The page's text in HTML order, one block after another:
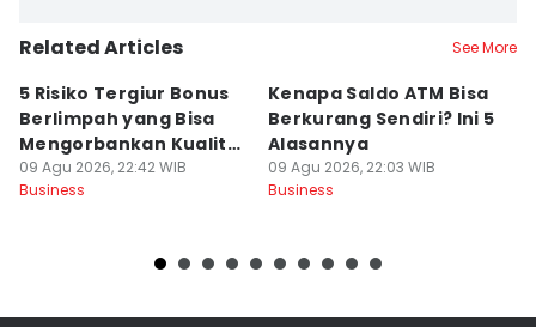
Related Articles See More
5 Risiko Tergiur Bonus
Berlimpah yang Bisa
Mengorbankan Kualitas
Produk
09 Agu 2026, 22:42 WIB
Business
Kenapa Saldo ATM Bisa
Berkurang Sendiri? Ini 5
Alasannya
09 Agu 2026, 22:03 WIB
Business